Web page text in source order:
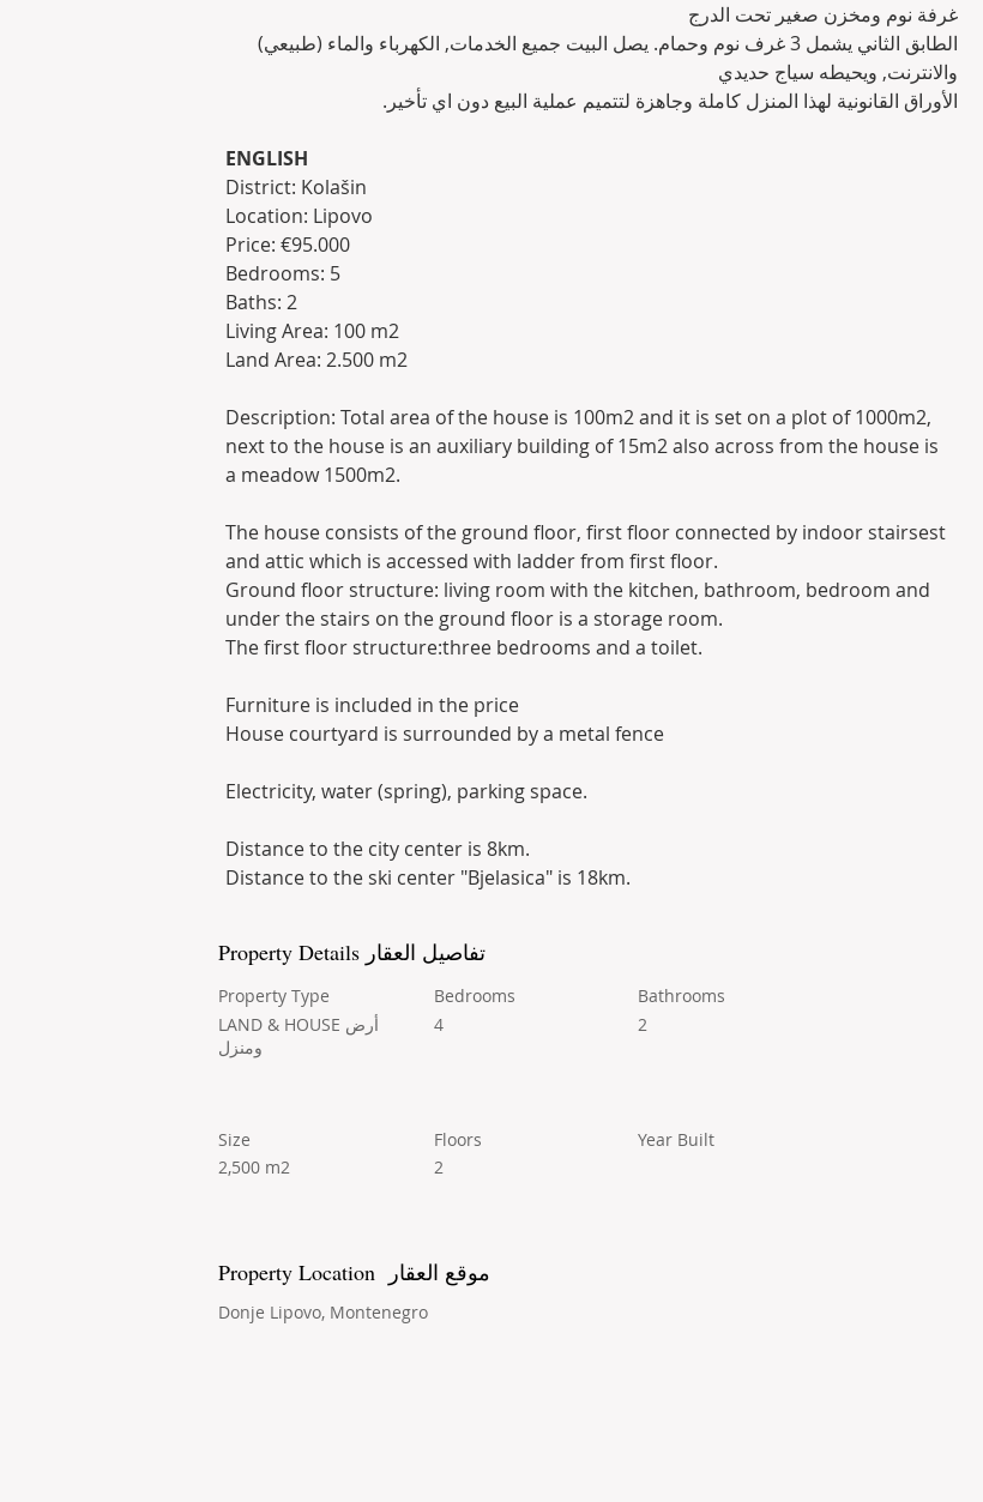
غرفة نوم ومخزن صغير تحت الدرج
الطابق الثاني يشمل 3 غرف نوم وحمام. يصل البيت جميع الخدمات, الكهرباء والماء (طبيعي)
والانترنت, ويحيطه سياج حديدي
الأوراق القانونية لهذا المنزل كاملة وجاهزة لتتميم عملية البيع دون اي تأخير.
ENGLISH
District: Kolašin
Location: Lipovo
Price: €95.000
Bedrooms: 5
Baths: 2
Living Area: 100 m2
Land Area: 2.500 m2
Description: Total area of the house is 100m2 and it is set on a plot of 1000m2,
next to the house is an auxiliary building of 15m2 also across from the house is
a meadow 1500m2.
The house consists of the ground floor, first floor connected by indoor stairsest
and attic which is accessed with ladder from first floor.
Ground floor structure: living room with the kitchen, bathroom, bedroom and
under the stairs on the ground floor is a storage room.
The first floor structure:three bedrooms and a toilet.
Furniture is included in the price
House courtyard is surrounded by a metal fence
Electricity, water (spring), parking space.
Distance to the city center is 8km.
Distance to the ski center "Bjelasica" is 18km.
Property Details تفاصيل العقار
Property Type
LAND & HOUSE أرض
ومنزل
Bedrooms
4
Bathrooms
2
Size
2,500 m2
Floors
2
Year Built
Property Location موقع العقار
Donje Lipovo, Montenegro